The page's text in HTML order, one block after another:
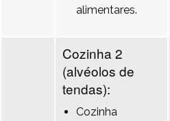
alimentares.
Cozinha 2
(alvéolos de
tendas):
Cozinha